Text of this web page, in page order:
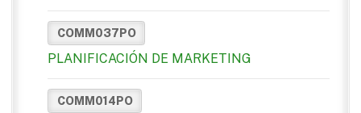
COMM037PO
PLANIFICACIÓN DE MARKETING
COMM014PO